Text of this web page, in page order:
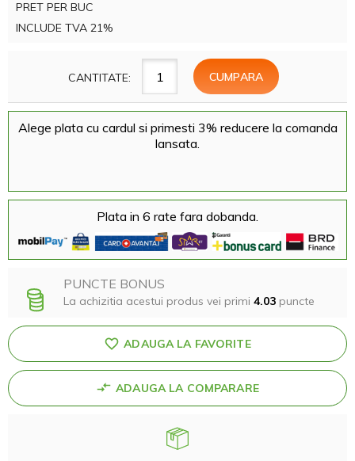
PRET PER BUC
INCLUDE TVA 21%
CANTITATE:
Alege plata cu cardul si primesti 3% reducere la comanda
lansata.
Plata in 6 rate fara dobanda.
PUNCTE BONUS
La achizitia acestui produs vei primi 4.03 puncte
ADAUGA LA FAVORITE
ADAUGA LA COMPARARE